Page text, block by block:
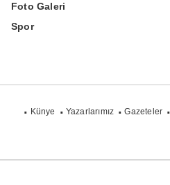
Foto Galeri
Spor
Künye Yazarlarımız Gazeteler